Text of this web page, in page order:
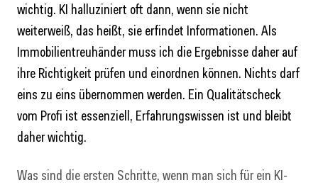
wichtig. KI halluziniert oft dann, wenn sie nicht
weiterweiß, das heißt, sie erfindet Informationen. Als
Immobilientreuhänder muss ich die Ergebnisse daher auf
ihre Richtigkeit prüfen und einordnen können. Nichts darf
eins zu eins übernommen werden. Ein Qualitätscheck
vom Profi ist essenziell, Erfahrungswissen ist und bleibt
daher wichtig.
Was sind die ersten Schritte, wenn man sich für ein KI-